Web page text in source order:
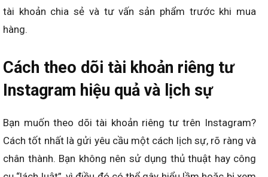
tài khoản chia sẻ và tư vấn sản phẩm trước khi mua
hàng.
Cách theo dõi tài khoản riêng tư
Instagram hiệu quả và lịch sự
Bạn muốn theo dõi tài khoản riêng tư trên Instagram?
Cách tốt nhất là gửi yêu cầu một cách lịch sự, rõ ràng và
chân thành. Bạn không nên sử dụng thủ thuật hay công